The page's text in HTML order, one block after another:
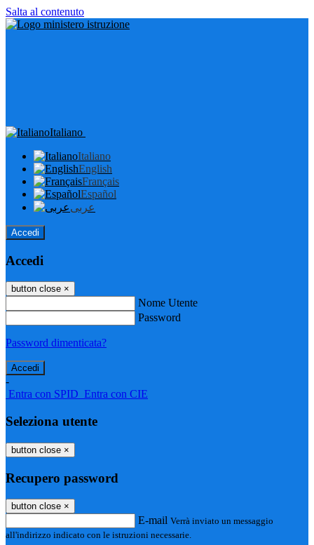
Salta al contenuto
Italiano
Italiano
English
Français
Español
عربى
Accedi
Accedi
button close ×
Nome Utente
Password
Password dimenticata?
-
Entra con SPID Entra con CIE
Seleziona utente
button close ×
Recupero password
button close ×
E-mail Verrà inviato un messaggio
all'indirizzo indicato con le istruzioni necessarie.